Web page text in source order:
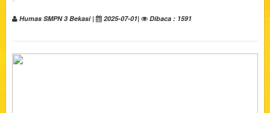
Humas SMPN 3 Bekasi | 2025-07-01| Dibaca : 1591